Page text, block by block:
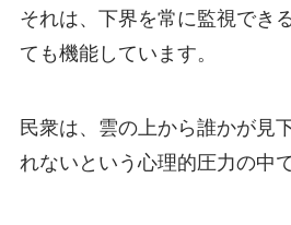
それは、下界を常に監視でき
ても機能しています。
民衆は、雲の上から誰かが見
れないという心理的圧力の中